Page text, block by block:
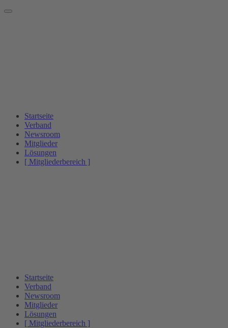
Startseite
Verband
Newsroom
Mitglieder
Lösungen
[ Mitgliederbereich ]
Startseite
Verband
Newsroom
Mitglieder
Lösungen
[ Mitgliederbereich ]